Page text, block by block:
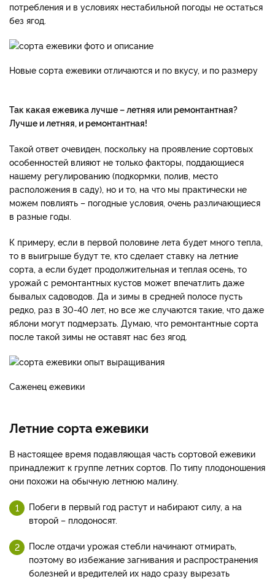
потребления и в условиях нестабильной погоды не остаться
без ягод.
Новые сорта ежевики отличаются и по вкусу, и по размеру
Так какая ежевика лучше – летняя или ремонтантная?
Лучше и летняя, и ремонтантная!
Такой ответ очевиден, поскольку на проявление сортовых
особенностей влияют не только факторы, поддающиеся
нашему регулированию (подкормки, полив, место
расположения в саду), но и то, на что мы практически не
можем повлиять – погодные условия, очень различающиеся
в разные годы.
К примеру, если в первой половине лета будет много тепла,
то в выигрыше будут те, кто сделает ставку на летние
сорта, а если будет продолжительная и теплая осень, то
урожай с ремонтантных кустов может впечатлить даже
бывалых садоводов. Да и зимы в средней полосе пусть
редко, раз в 30-40 лет, но все же случаются такие, что даже
яблони могут подмерзать. Думаю, что ремонтантные сорта
после такой зимы не оставят нас без ягод.
Саженец ежевики
Летние сорта ежевики
В настоящее время подавляющая часть сортовой ежевики
принадлежит к группе летних сортов. По типу плодоношения
они похожи на обычную летнюю малину.
Побеги в первый год растут и набирают силу, а на
второй – плодоносят.
После отдачи урожая стебли начинают отмирать,
поэтому во избежание загнивания и распространения
болезней и вредителей их надо сразу вырезать